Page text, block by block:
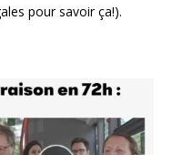
pour savoir ça!).